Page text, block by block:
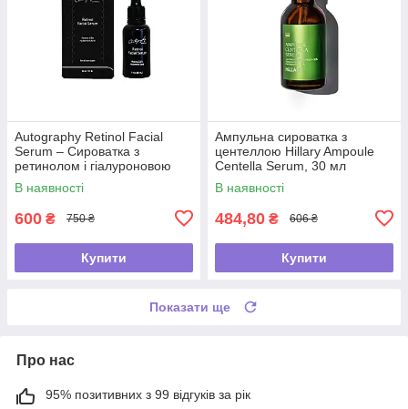
Autography Retinol Facial
Serum – Сироватка з
ретинолом і гіалуроновою
кислотою, 30 мл
В наявності
600 ₴ 750 ₴
Купити
Ампульна сироватка з
центеллою Hillary Ampoule
Centella Serum, 30 мл
В наявності
484,80 ₴ 606 ₴
Купити
Показати ще
Про нас
95% позитивних з 99 відгуків за рік